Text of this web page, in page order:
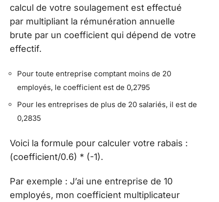
calcul de votre soulagement est effectué
par multipliant la rémunération annuelle
brute par un coefficient qui dépend de votre
effectif.
Pour toute entreprise comptant moins de 20
employés, le coefficient est de 0,2795
Pour les entreprises de plus de 20 salariés, il est de
0,2835
Voici la formule pour calculer votre rabais :
(coefficient/0.6) * (-1).
Par exemple : J’ai une entreprise de 10
employés, mon coefficient multiplicateur